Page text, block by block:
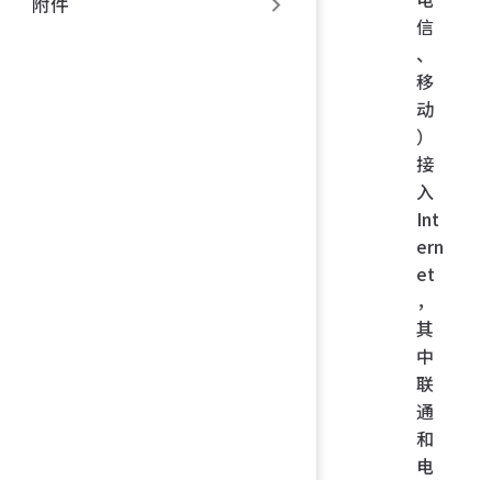
信
、
移
动
）
接
入
Int
ern
et
，
其
中
联
通
和
电